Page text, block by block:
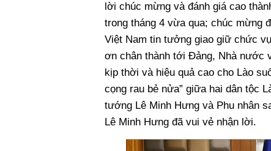
lời chúc mừng và đánh giá cao
trong tháng 4 vừa qua; chúc mừng
Việt Nam tin tưởng giao giữ chức
ơn chân thành tới Đảng, Nhà nước
kịp thời và hiệu quả cao cho Lào
cọng rau bẻ nửa” giữa hai dân tộc
tướng Lê Minh Hưng và Phu nhân
Lê Minh Hưng đã vui vẻ nhận lời.